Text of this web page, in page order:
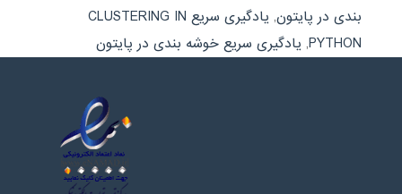
بندی در پایتون,
یادگیری سریع CLUSTERING IN
PYTHON
, یادگیری سریع خوشه بندی در پایتون